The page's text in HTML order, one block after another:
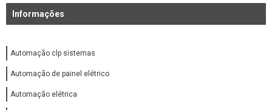
Informações
Automação clp sistemas
Automação de painel elétrico
Automação elétrica